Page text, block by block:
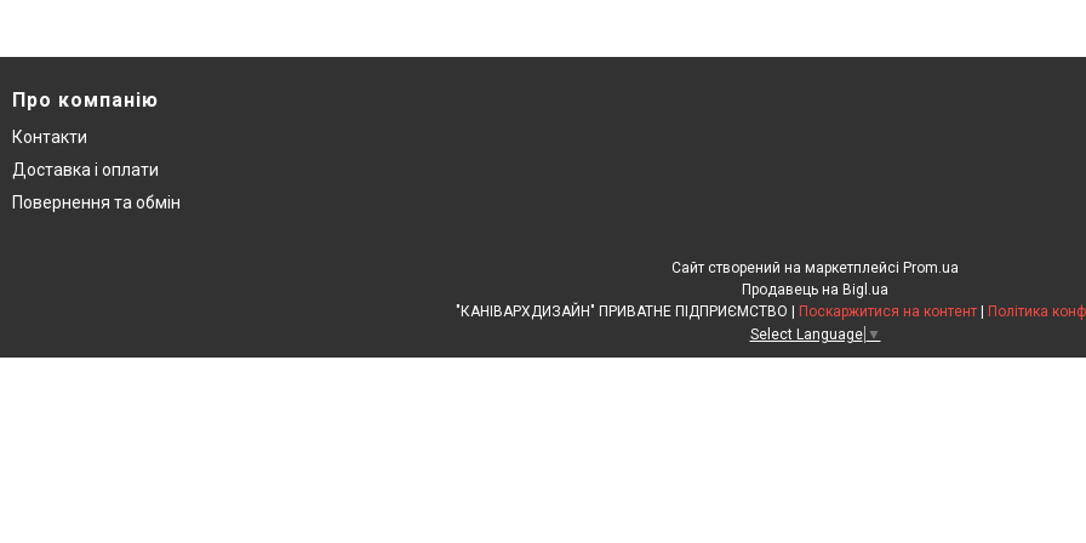
Про компанію
Контакти
Доставка і оплати
Повернення та обмін
Сайт створений на маркетплейсі Prom.ua
Продавець на Bigl.ua
Поскаржитися на контент
Політика
Select Language ▼